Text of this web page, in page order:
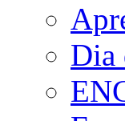
Dia